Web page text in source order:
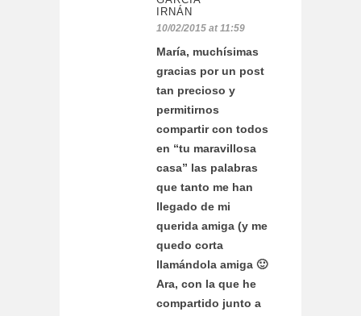
IRNÁN
10/02/2015 at 11:59
María, muchísimas
gracias por un post
tan precioso y
permitirnos
compartir con todos
en “tu maravillosa
casa” las palabras
que tanto me han
llegado de mi
querida amiga (y me
quedo corta
llamándola amiga 🙂
Ara, con la que he
compartido junto a